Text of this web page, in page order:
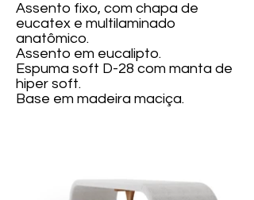
Assento fixo, com chapa de
eucatex e multilaminado
anatômico.
Assento em eucalipto.
Espuma soft D-28 com manta de
hiper soft.
Base em madeira maciça.